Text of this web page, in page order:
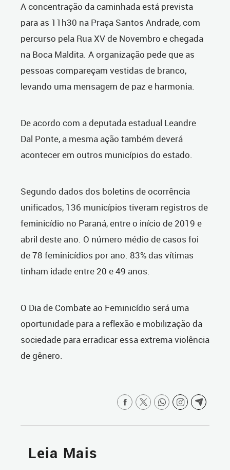
A concentração da caminhada está prevista
para as 11h30 na Praça Santos Andrade, com
percurso pela Rua XV de Novembro e chegada
na Boca Maldita. A organização pede que as
pessoas compareçam vestidas de branco,
levando uma mensagem de paz e harmonia.
De acordo com a deputada estadual Leandre
Dal Ponte, a mesma ação também deverá
acontecer em outros municípios do estado.
Segundo dados dos boletins de ocorrência
unificados, 136 municípios tiveram registros de
feminicídio no Paraná, entre o início de 2019 e
abril deste ano. O número médio de casos foi
de 78 feminicídios por ano. 83% das vítimas
tinham idade entre 20 e 49 anos.
O Dia de Combate ao Feminicídio será uma
oportunidade para a reflexão e mobilização da
sociedade para erradicar essa extrema violência
de gênero.
Leia Mais